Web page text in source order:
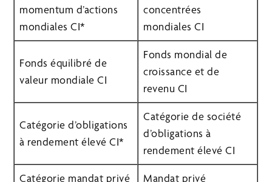
momentum d’actions
mondiales CI*
concentrées
mondiales CI
Fonds équilibré de
valeur mondiale CI
Fonds mondial de
croissance et de
revenu CI
Catégorie d’obligations
à rendement élevé CI*
Catégorie de société
d’obligations à
rendement élevé CI
Catégorie mandat privé
Mandat privé